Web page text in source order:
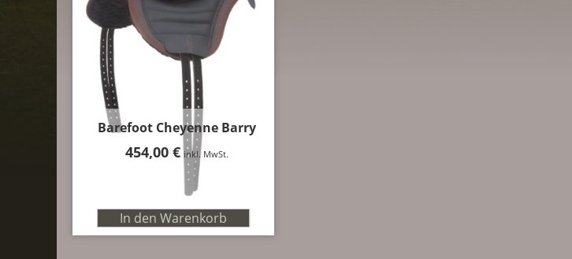
Barefoot Cheyenne Barry
454,00€ inkl. MwSt.
In den Warenkorb